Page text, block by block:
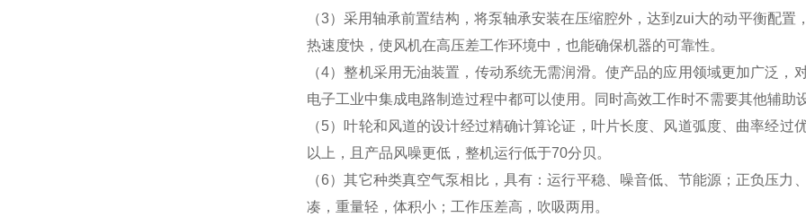
（3）采用轴承前置结构，将泵轴承安装在压缩腔外，达到zui大的动平衡配
热速度快，使风机在高压差工作环境中，也能确保机器的可靠性。
（4）整机采用无油装置，传动系统无需润滑。使产品的应用领域更加广泛，
电子工业中集成电路制造过程中都可以使用。同时高效工作时不需要其他辅助
（5）叶轮和风道的设计经过精确计算论证，叶片长度、风道弧度、曲率经
以上，且产品风噪更低，整机运行低于70分贝。
（6）其它种类真空气泵相比，具有：运行平稳、噪音低、节能源；正负压
凑，重量轻，体积小；工作压差高，吹吸两用。